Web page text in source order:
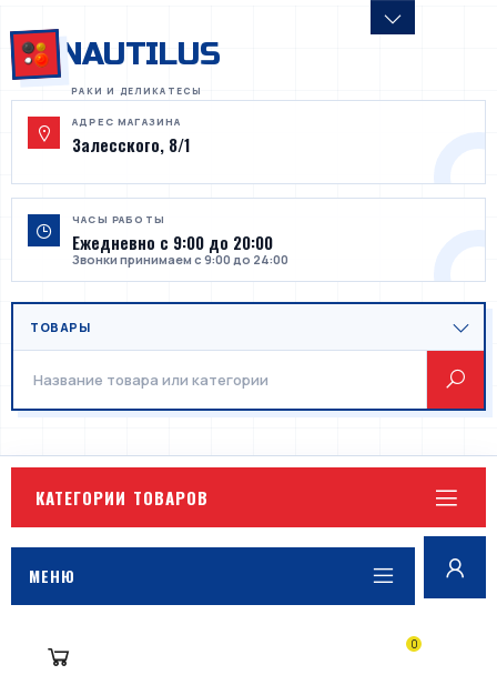
NAUTILUS
АДРЕС МАГАЗИНА
Залесского, 8/1
ЧАСЫ РАБОТЫ
Ежедневно с 9:00 до 20:00
Звонки принимаем с 9:00 до 24:00
КАТЕГОРИИ ТОВАРОВ
МЕНЮ
0